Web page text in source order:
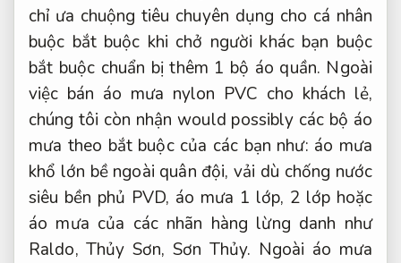
chỉ ưa chuộng tiêu chuyên dụng cho cá nhân
buộc bắt buộc khi chở người khác bạn buộc
bắt buộc chuẩn bị thêm 1 bộ áo quần. Ngoài
việc bán áo mưa nylon PVC cho khách lẻ,
chúng tôi còn nhận would possibly các bộ áo
mưa theo bắt buộc của các bạn như: áo mưa
khổ lớn bề ngoài quân đội, vải dù chống nước
siêu bền phủ PVD, áo mưa 1 lớp, 2 lớp hoặc
áo mưa của các nhãn hàng lừng danh như
Raldo, Thủy Sơn, Sơn Thủy. Ngoài áo mưa